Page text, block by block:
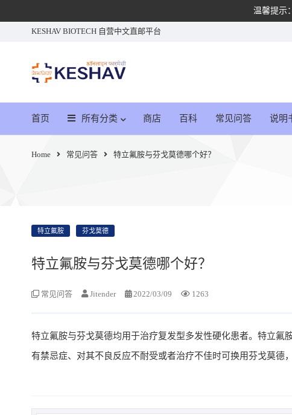
温馨提示
KESHAV BIOTECH 自营中文直邮平台
首页 所有分类 商店 百科 常见问答 说明
Home 常见问答 特立氟胺与芬戈莫德哪个好？
特立氟胺 芬戈莫德
特立氟胺与芬戈莫德哪个好？
常见问答 Jitender 2022/03/09 1263
特立氟胺与芬戈莫德均用于治疗复发型多发性硬化患者。特立
有禁忌症、对其不良反应不耐受或者治疗不佳时可换用芬戈莫德